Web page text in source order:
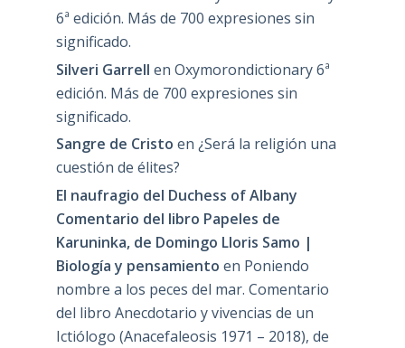
6ª edición. Más de 700 expresiones sin
significado.
Silveri Garrell en Oxymorondictionary 6ª
edición. Más de 700 expresiones sin
significado.
Sangre de Cristo en ¿Será la religión una
cuestión de élites?
El naufragio del Duchess of Albany
Comentario del libro Papeles de
Karuninka, de Domingo Lloris Samo |
Biología y pensamiento en Poniendo
nombre a los peces del mar. Comentario
del libro Anecdotario y vivencias de un
Ictiólogo (Anacefaleosis 1971 – 2018), de